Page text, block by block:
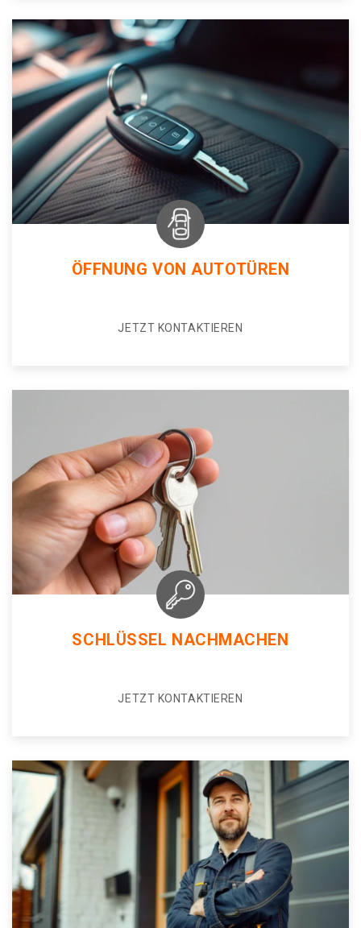
ÖFFNUNG VON AUTOTÜREN
JETZT KONTAKTIEREN
SCHLÜSSEL NACHMACHEN
JETZT KONTAKTIEREN